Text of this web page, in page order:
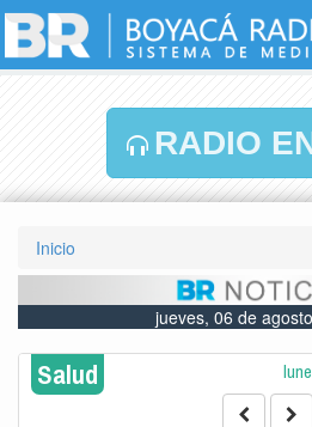
RADIO
Inicio
jueves, 06 de
Salud